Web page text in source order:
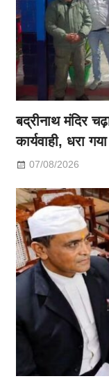
बद्रीनाथ मंदिर
कार्यवाही, धरा
07/08/2026